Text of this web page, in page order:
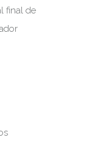
final de